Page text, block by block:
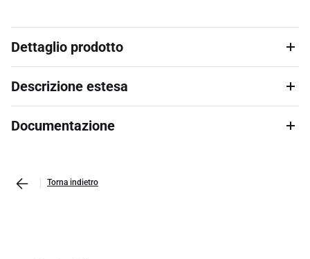
Dettaglio prodotto
Descrizione estesa
Documentazione
Torna indietro